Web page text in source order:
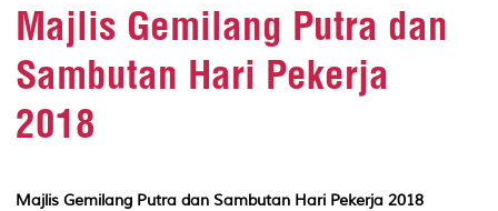
Majlis Gemilang Putra dan
Sambutan Hari Pekerja
2018
Majlis Gemilang Putra dan Sambutan Hari Pekerja 2018